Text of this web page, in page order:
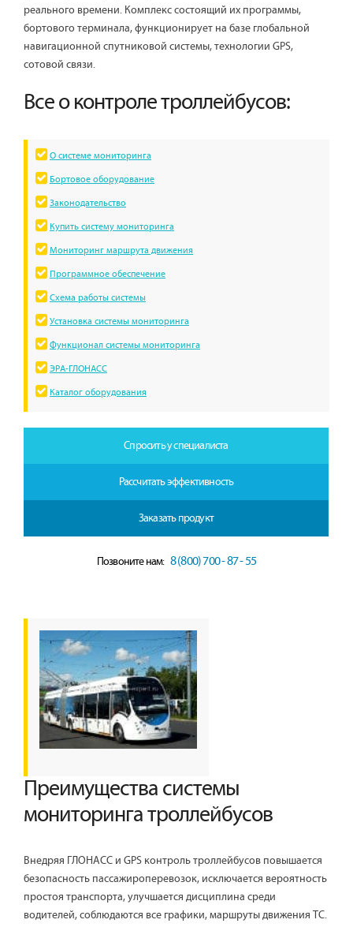
реального времени. Комплекс состоящий их программы,
бортового терминала, функционирует на базе глобальной
навигационной спутниковой системы, технологии GPS,
сотовой связи.
Все о контроле троллейбусов:
О системе мониторинга
Бортовое оборудование
Законодательство
Купить систему мониторинга
Мониторинг маршрута движения
Программное обеспечение
Схема работы системы
Установка системы мониторинга
Функционал системы мониторинга
ЭРА-ГЛОНАСС
Каталог оборудования
Спросить у специалиста
Рассчитать эффективность
Заказать продукт
Позвоните нам: 8 (800) 700 - 87 - 55
Преимущества системы
мониторинга троллейбусов
Внедряя ГЛОНАСС и GPS контроль троллейбусов повышается
безопасность пассажироперевозок, исключается вероятность
простоя транспорта, улучшается дисциплина среди
водителей, соблюдаются все графики, маршруты движения ТС.